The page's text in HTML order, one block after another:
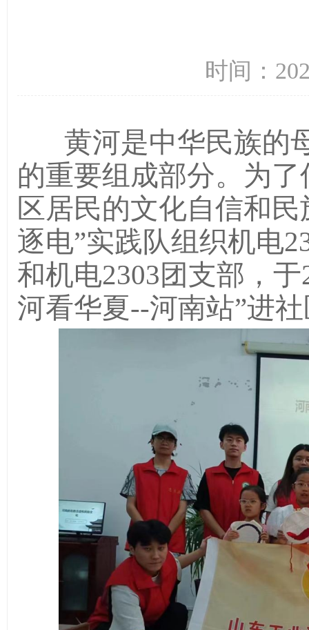
时间：
黄河是中华民族的
的重要组成部分。为
区居民的文化自信和
逐电”实践队组织机电
和机电2303团支部，
河看华夏--河南站”进